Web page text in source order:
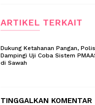
ARTIKEL TERKAIT
Dukung Ketahanan Pangan,
Dampingi Uji Coba Sistem
di Sawah
TINGGALKAN KOMENTAR